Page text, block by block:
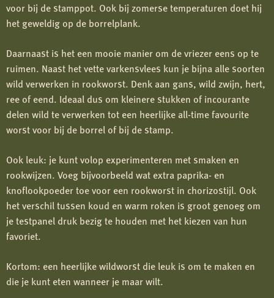
voor bij de stamppot. Ook bij zomerse temperaturen doet hij
het geweldig op de borrelplank.
Daarnaast is het een mooie manier om de vriezer eens op te
ruimen. Naast het vette varkensvlees kun je bijna alle soorten
wild verwerken in rookworst. Denk aan gans, wild zwijn, hert,
ree of eend. Ideaal dus om kleinere stukken of incourante
delen wild te verwerken tot een heerlijke all-time favourite
worst voor bij de borrel of bij de stamp.
Ook leuk: je kunt volop experimenteren met smaken en
rookwijzen. Voeg bijvoorbeeld wat extra paprika- en
knoflookpoeder toe voor een rookworst in chorizostijl. Ook
het verschil tussen koud en warm roken is groot genoeg om
je testpanel druk bezig te houden met het kiezen van hun
favoriet.
Kortom: een heerlijke wildworst die leuk is om te maken en
die je kunt eten wanneer je maar wilt.